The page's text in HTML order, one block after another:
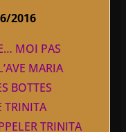
2016
MOI PAS
MARIA
BOTTES
TRINITA
TRINITA